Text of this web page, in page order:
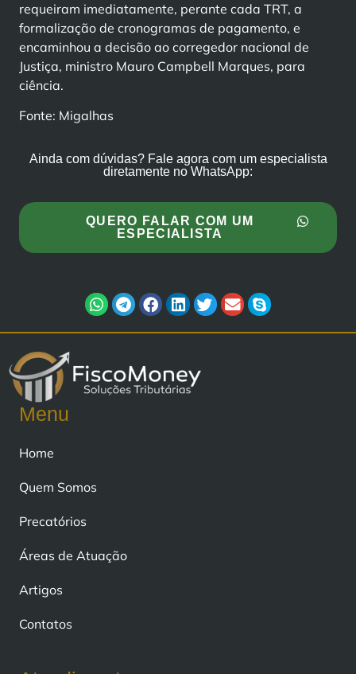
requeiram imediatamente, perante cada TRT, a
formalização de cronogramas de pagamento, e
encaminhou a decisão ao corregedor nacional de
Justiça, ministro Mauro Campbell Marques, para
ciência.
Fonte: Migalhas
Ainda com dúvidas? Fale agora com um especialista
diretamente no WhatsApp:
QUERO FALAR COM UM
ESPECIALISTA
Menu
Home
Quem Somos
Precatórios
Áreas de Atuação
Artigos
Contatos